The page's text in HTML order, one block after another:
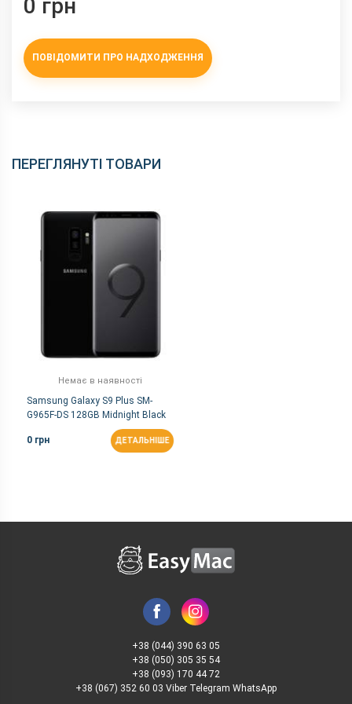
0 грн
ПОВІДОМИТИ ПРО НАДХОДЖЕННЯ
ПЕРЕГЛЯНУТІ ТОВАРИ
Немає в наявності
Samsung Galaxy S9 Plus SM-
G965F-DS 128GB Midnight Black
0 грн ДЕТАЛЬНІШЕ
+38 (044) 390 63 05
+38 (050) 305 35 54
+38 (093) 170 44 72
+38 (067) 352 60 03 Viber Telegram WhatsApp